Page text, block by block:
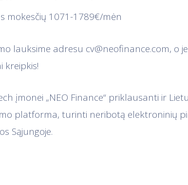
mokesčių 1071-1789€/mėn
lauksime adresu cv@neofinance.com, o
kreipkis!
įmonei „NEO Finance“ priklausanti ir
platforma, turinti neribotą elektroninių
Sąjungoje.